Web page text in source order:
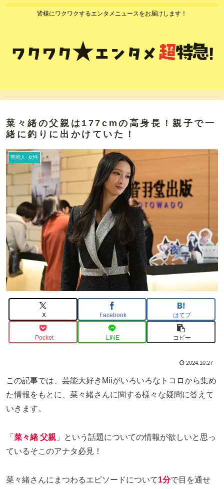
皆様にワクワクするエンタメニュースをお届けします！
菜々緒の父親は177cmの高身長！親子で一
緒に釣りに出かけていた！
芸能人ｰ女性
X Facebook はてブ
Pocket LINE コピー
2024.10.27
この記事では、芸能大好きMiiがいろいろなトコロから集め
た情報をもとに、菜々緒さんに関する様々な疑問に答えて
いきます。
「 菜々緒 父親 」という話題についての情報が欲しいと思っ
ているそこのアナタ必見！
菜々緒さんにまつわるエピソードについて1分で目を通せ